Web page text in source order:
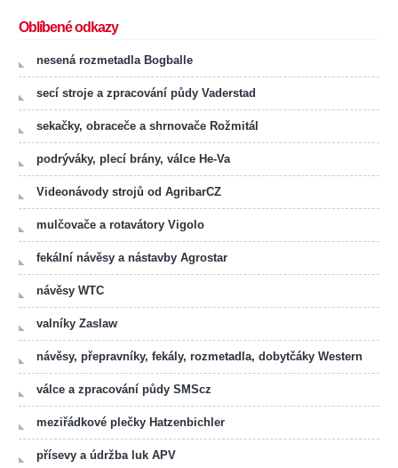
Oblíbené odkazy
nesená rozmetadla Bogballe
secí stroje a zpracování půdy Vaderstad
sekačky, obraceče a shrnovače Rožmitál
podrýváky, plecí brány, válce He-Va
Videonávody strojů od AgribarCZ
mulčovače a rotavátory Vigolo
fekální návěsy a nástavby Agrostar
návěsy WTC
valníky Zaslaw
návěsy, přepravníky, fekály, rozmetadla, dobytčáky Western
válce a zpracování půdy SMScz
meziřádkové plečky Hatzenbichler
přísevy a údržba luk APV